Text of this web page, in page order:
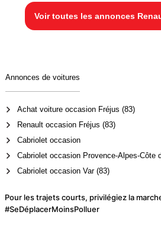
Voir toutes les annonces
Annonces de voitures
Achat voiture occasion Fréjus (83)
Renault occasion Fréjus (83)
Cabriolet occasion
Cabriolet occasion Provence-Alpes-Côte
Cabriolet occasion Var (83)
Pour les trajets courts, privilégiez la
#SeDéplacerMoinsPolluer